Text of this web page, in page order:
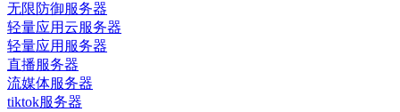
无限防御服务器
轻量应用云服务器
轻量应用服务器
直播服务器
流媒体服务器
tiktok服务器